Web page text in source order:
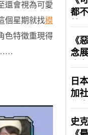
還會視為可愛
個星期就找模
色特徵重現得
……